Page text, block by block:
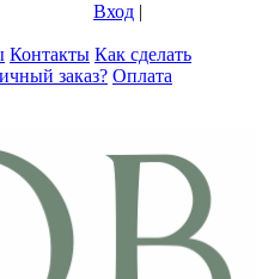
Вход |
Контакты Как сделать
заказ? Оплата